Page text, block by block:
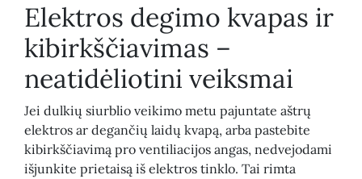
Elektros degimo kvapas ir
kibirkščiavimas –
neatidėliotini veiksmai
Jei dulkių siurblio veikimo metu pajuntate aštrų
elektros ar degančių laidų kvapą, arba pastebite
kibirkščiavimą pro ventiliacijos angas, nedvejodami
išjunkite prietaisą iš elektros tinklo. Tai rimta